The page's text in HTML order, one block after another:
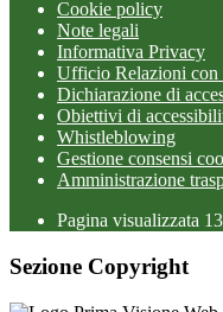
Cookie policy
Note legali
Informativa Privacy
Ufficio Relazioni con
Dichiarazione di
Obiettivi di
Whistleblowing
Gestione consensi
Amministrazione
Pagina visualizzata
Sezione Copyright